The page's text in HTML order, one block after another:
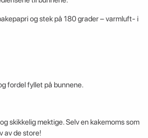
og stek på 180 grader – varmluft- i
fordel fyllet på bunnene.
skikkelig mektige. Selv en kakemoms som
av de store!